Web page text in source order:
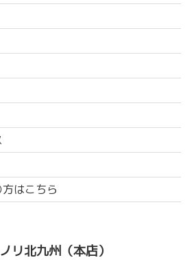
はこちら
リ北九州（本店）